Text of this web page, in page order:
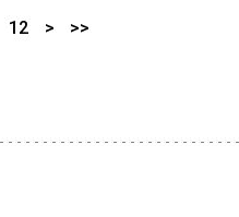
12 > >>